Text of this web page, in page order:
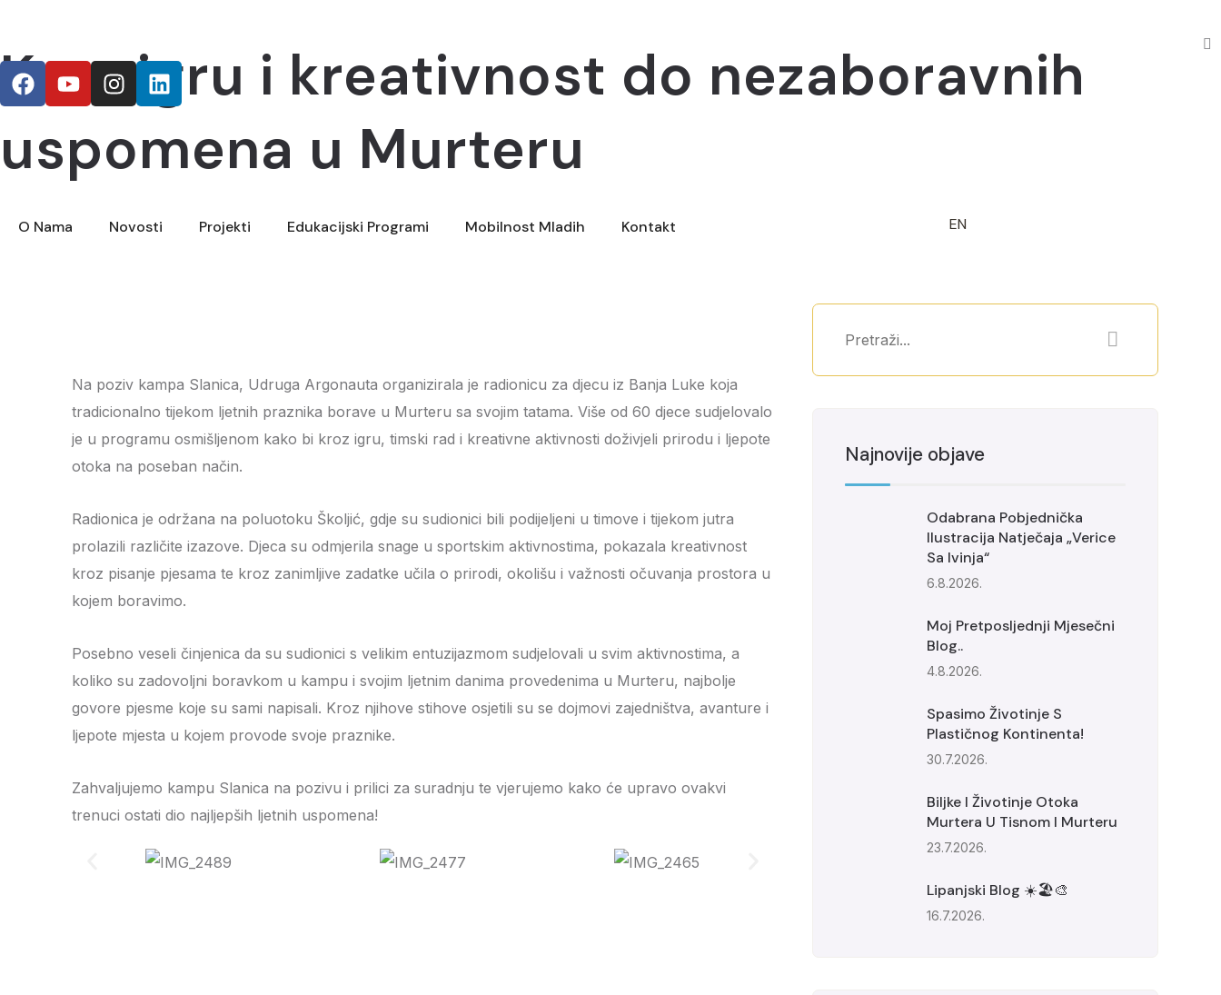
O Nama Novosti Projekti Edukacijski Programi Mobilnost Mladih Kontakt EN
Kroz igru i kreativnost do nezaboravnih
uspomena u Murteru
Na poziv kampa Slanica, Udruga Argonauta organizirala je radionicu za djecu iz Banja Luke koja
tradicionalno tijekom ljetnih praznika borave u Murteru sa svojim tatama. Više od 60 djece sudjelovalo
je u programu osmišljenom kako bi kroz igru, timski rad i kreativne aktivnosti doživjeli prirodu i ljepote
otoka na poseban način.
Radionica je održana na poluotoku Školjić, gdje su sudionici bili podijeljeni u timove i tijekom jutra
prolazili različite izazove. Djeca su odmjerila snage u sportskim aktivnostima, pokazala kreativnost
kroz pisanje pjesama te kroz zanimljive zadatke učila o prirodi, okolišu i važnosti očuvanja prostora u
kojem boravimo.
Posebno veseli činjenica da su sudionici s velikim entuzijazmom sudjelovali u svim aktivnostima, a
koliko su zadovoljni boravkom u kampu i svojim ljetnim danima provedenima u Murteru, najbolje
govore pjesme koje su sami napisali. Kroz njihove stihove osjetili su se dojmovi zajedništva, avanture i
ljepote mjesta u kojem provode svoje praznike.
Zahvaljujemo kampu Slanica na pozivu i prilici za suradnju te vjerujemo kako će upravo ovakvi
trenuci ostati dio najljepših ljetnih uspomena!
Najnovije objave
Odabrana Pobjednička
Ilustracija Natječaja „Verice
Sa Ivinja“
6.8.2026.
Moj Pretposljednji Mjesečni
Blog..
4.8.2026.
Spasimo Životinje S
Plastičnog Kontinenta!
30.7.2026.
Biljke I Životinje Otoka
Murtera U Tisnom I Murteru
23.7.2026.
Lipanjski Blog ☀️🏖️🎨
16.7.2026.